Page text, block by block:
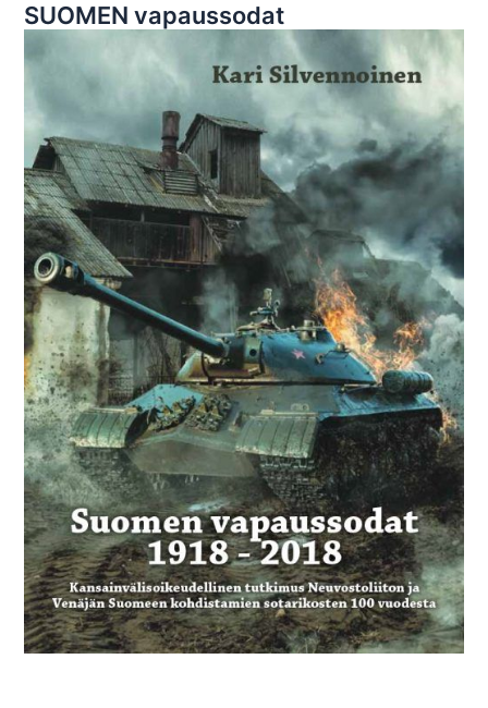
SUOMEN vapaussodat